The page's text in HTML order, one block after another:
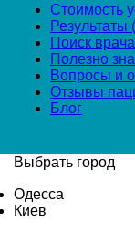
Стоимость
Результаты
Поиск врача
Полезно
Вопросы и
Отзывы
Блог
Выбрать город
Одесса
Киев